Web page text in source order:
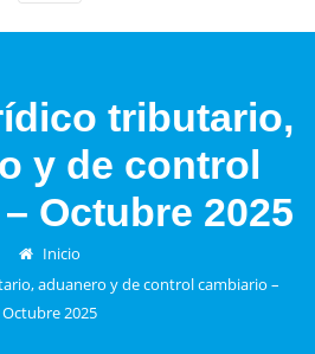
tributario,
y de control
Octubre 2025
Inicio
aduanero y de control cambiario –
Octubre 2025